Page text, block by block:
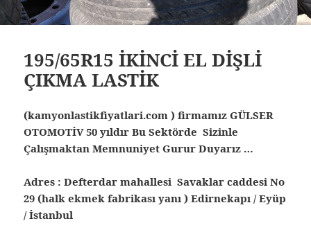
195/65R15 İKİNCİ EL DİŞLİ
ÇIKMA LASTİK
(kamyonlastikfiyatlari.com ) firmamız GÜLSER
OTOMOTİV 50 yıldır Bu Sektörde Sizinle
Çalışmaktan Memnuniyet Gurur Duyarız …
Adres : Defterdar mahallesi Savaklar caddesi No
29 (halk ekmek fabrikası yanı ) Edirnekapı / Eyüp
/ İstanbul